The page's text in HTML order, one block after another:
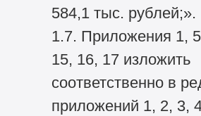
584,1 тыс. рублей;».
1.7. Приложения 1,
15, 16, 17 изложить
соответственно в
приложений 1, 2, 3,